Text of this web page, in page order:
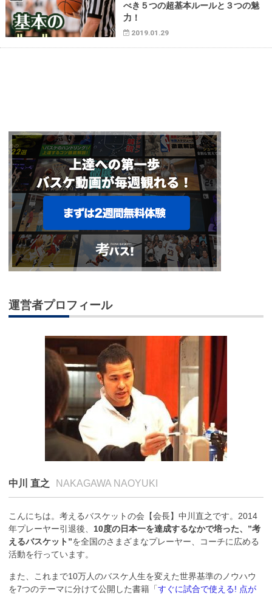
べき５つの超基本ルールと３つの魅
力！
2019.01.29
運営者プロフィール
中川 直之 NAKAGAWA NAOYUKI
こんにちは。考えるバスケットの会【会長】中川直之です。2014
年プレーヤー引退後、10度の日本一を達成するなかで培った、”考
えるバスケット”を全国のさまざまなプレーヤー、コーチに広める
活動を行っています。
また、これまで10万人のバスケ人生を変えた世界基準のノウハウ
を7つのテーマに分けて公開した書籍「すぐに試合で使える! 点が